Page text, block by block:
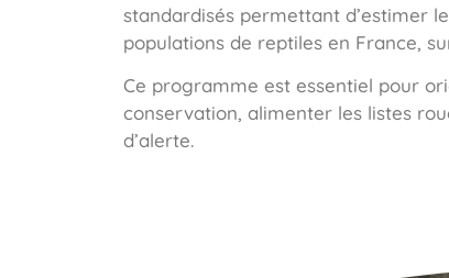
standardisés permettant d’estimer
populations de reptiles en France,
Ce programme est essentiel pour
conservation, alimenter les listes
d’alerte.